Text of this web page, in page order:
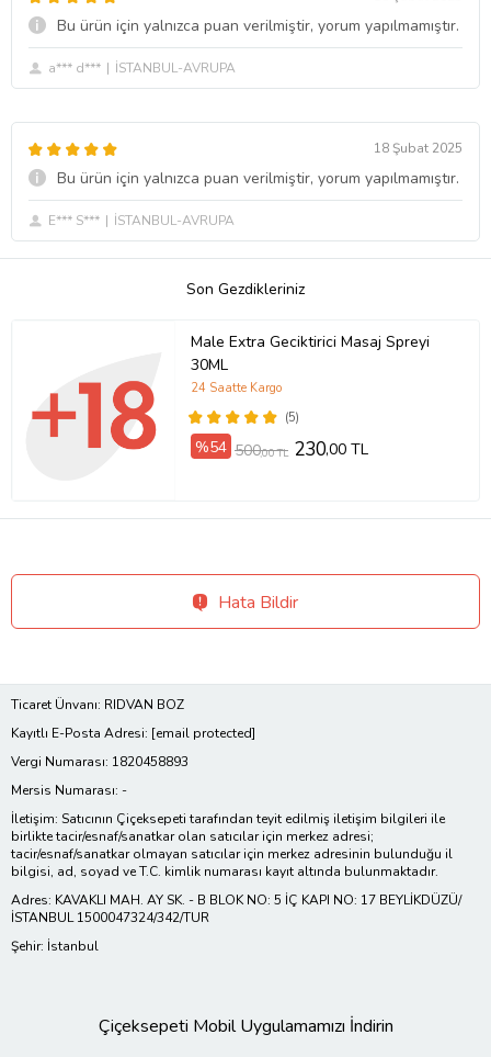
Bu ürün için yalnızca puan verilmiştir, yorum yapılmamıştır.
a*** d*** İSTANBUL-AVRUPA
18 Şubat 2025
Bu ürün için yalnızca puan verilmiştir, yorum yapılmamıştır.
E*** S*** İSTANBUL-AVRUPA
Son Gezdikleriniz
Male Extra Geciktirici Masaj Spreyi
30ML
(5)
24 Saatte Kargo
%54 500,00 TL 230,00 TL
Hata Bildir
Ticaret Ünvanı: RIDVAN BOZ
Kayıtlı E-Posta Adresi: [email protected]
Vergi Numarası: 1820458893
Mersis Numarası: -
İletişim: Satıcının Çiçeksepeti tarafından teyit edilmiş iletişim bilgileri ile
birlikte tacir/esnaf/sanatkar olan satıcılar için merkez adresi;
tacir/esnaf/sanatkar olmayan satıcılar için merkez adresinin bulunduğu il
bilgisi, ad, soyad ve T.C. kimlik numarası kayıt altında bulunmaktadır.
Adres: KAVAKLI MAH. AY SK. - B BLOK NO: 5 İÇ KAPI NO: 17 BEYLİKDÜZÜ/
İSTANBUL 1500047324/342/TUR
Şehir: İstanbul
Çiçeksepeti Mobil Uygulamamızı İndirin